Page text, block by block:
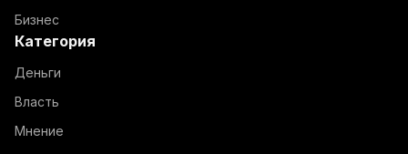
Бизнес
Категория
Деньги
Власть
Мнение